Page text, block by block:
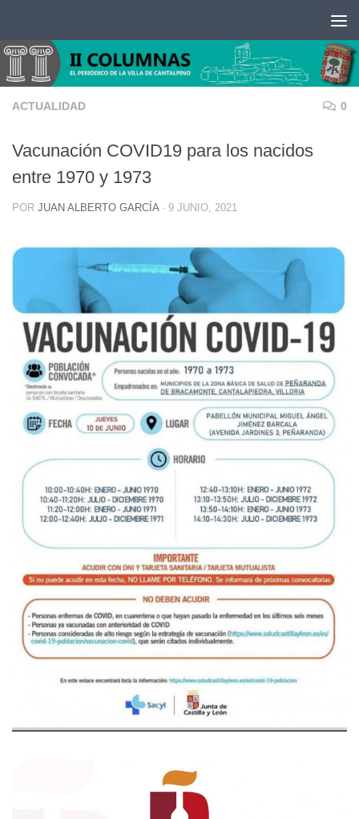
ACTUALIDAD 0
Vacunación COVID19 para los nacidos
entre 1970 y 1973
POR JUAN ALBERTO GARCÍA · 9 JUNIO, 2021